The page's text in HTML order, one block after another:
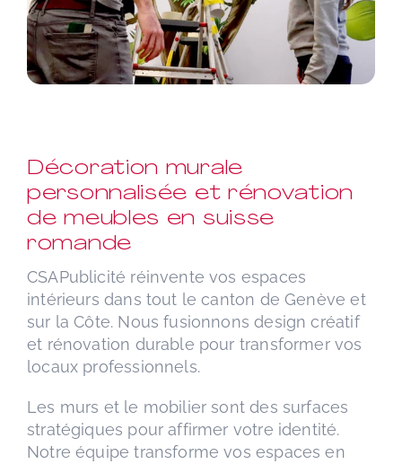
Décoration murale
personnalisée et rénovation
de meubles en suisse
romande
CSAPublicité réinvente vos espaces
intérieurs dans tout le canton de Genève et
sur la Côte. Nous fusionnons design créatif
et rénovation durable pour transformer vos
locaux professionnels.
Les murs et le mobilier sont des surfaces
stratégiques pour affirmer votre identité.
Notre équipe transforme vos espaces en